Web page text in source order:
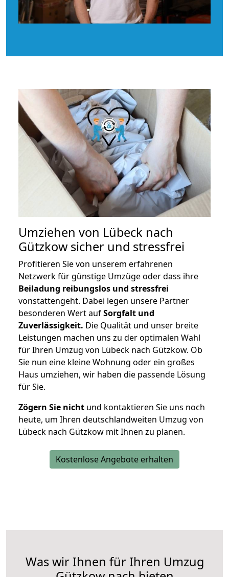
Umziehen von Lübeck nach
Gützkow sicher und stressfrei
Profitieren Sie von unserem erfahrenen
Netzwerk für günstige Umzüge oder dass ihre
Beiladung reibungslos und stressfrei
vonstattengeht. Dabei legen unsere Partner
besonderen Wert aufSorgfalt und
Zuverlässigkeit. Die Qualität und unser breite
Leistungen machen uns zu der optimalen Wahl
für Ihren Umzug von Lübeck nach Gützkow. Ob
Sie nun eine kleine Wohnung oder ein großes
Haus umziehen, wir haben die passende Lösung
für Sie.
Zögern Sie nicht und kontaktieren Sie uns noch
heute, um Ihren deutschlandweiten Umzug von
Lübeck nach Gützkow mit Ihnen zu planen.
Kostenlose Angebote erhalten
Was wir Ihnen für Ihren Umzug